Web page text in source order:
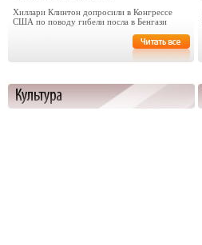
Хиллари Клинтон допросили в Конгрессе
США по поводу гибели посла в Бенгази